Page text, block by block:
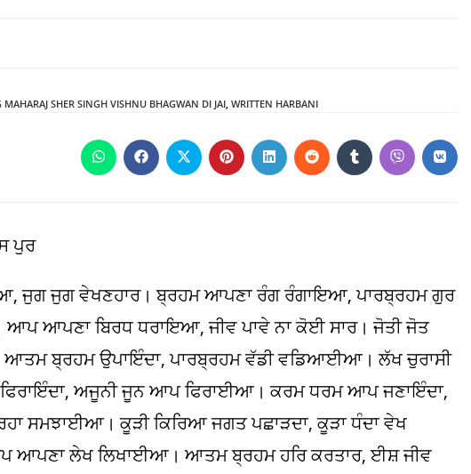
MAHARAJ SHER SINGH VISHNU BHAGWAN DI JAI, WRITTEN HARBANI
Opens
in
Opens
in
Opens
in
Opens
in
Opens
in
Opens
in
Opens
in
Opens
in
Opens
in
ਪੁਰ
ਜੁਗ ਜੁਗ ਵੇਖਣਹਾਰ। ਬ੍ਰਹਮ ਆਪਣਾ ਰੰਗ ਰੰਗਾਇਆ, ਪਾਰਬ੍ਰਹਮ ਗੁਰ
ਆਪਣਾ ਬਿਰਧ ਧਰਾਇਆ, ਜੀਵ ਪਾਵੇ ਨਾ ਕੋਈ ਸਾਰ। ਜੋਤੀ ਜੋਤ
ਬ੍ਰਹਮ ਉਪਾਇੰਦਾ, ਪਾਰਬ੍ਰਹਮ ਵੱਡੀ ਵਡਿਆਈਆ। ਲੱਖ ਚੁਰਾਸੀ
ਅਜੂਨੀ ਜੂਨ ਆਪ ਫਿਰਾਈਆ। ਕਰਮ ਧਰਮ ਆਪ ਜਣਾਇੰਦਾ,
ਸਮਝਾਈਆ। ਕੂੜੀ ਕਿਰਿਆ ਜਗਤ ਪਛਾੜਦਾ, ਕੂੜਾ ਧੰਦਾ ਵੇਖ
ਆਪਣਾ ਲੇਖ ਲਿਖਾਈਆ। ਆਤਮ ਬ੍ਰਹਮ ਹਰਿ ਕਰਤਾਰ, ਈਸ਼ ਜੀਵ